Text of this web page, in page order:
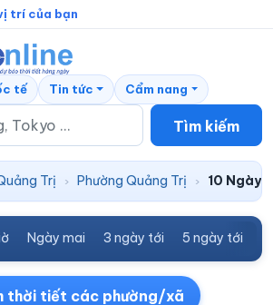
trí của bạn
Tìm kiếm
tế Tin tức Cẩm nang
Trị › Phường Quảng Trị › 10 Ngày
Ngày mai 3 ngày tới 5 ngày tới
thời tiết các phường/xã